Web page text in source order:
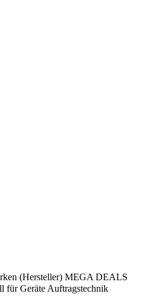
(Hersteller) MEGA DEALS
für Geräte Auftragstechnik